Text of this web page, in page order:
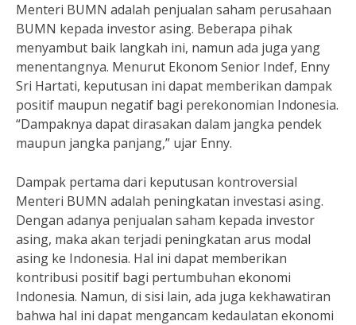
Menteri BUMN adalah penjualan saham perusahaan
BUMN kepada investor asing. Beberapa pihak
menyambut baik langkah ini, namun ada juga yang
menentangnya. Menurut Ekonom Senior Indef, Enny
Sri Hartati, keputusan ini dapat memberikan dampak
positif maupun negatif bagi perekonomian Indonesia.
“Dampaknya dapat dirasakan dalam jangka pendek
maupun jangka panjang,” ujar Enny.
Dampak pertama dari keputusan kontroversial
Menteri BUMN adalah peningkatan investasi asing.
Dengan adanya penjualan saham kepada investor
asing, maka akan terjadi peningkatan arus modal
asing ke Indonesia. Hal ini dapat memberikan
kontribusi positif bagi pertumbuhan ekonomi
Indonesia. Namun, di sisi lain, ada juga kekhawatiran
bahwa hal ini dapat mengancam kedaulatan ekonomi